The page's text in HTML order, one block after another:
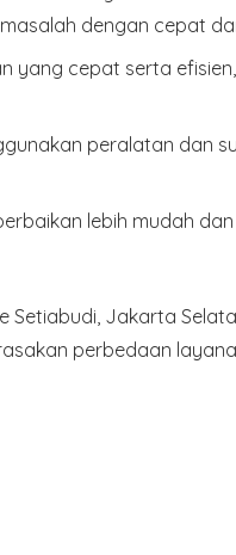
dengan cepat
yang cepat serta
peralatan dan
lebih mudah
Jakarta
perbedaan